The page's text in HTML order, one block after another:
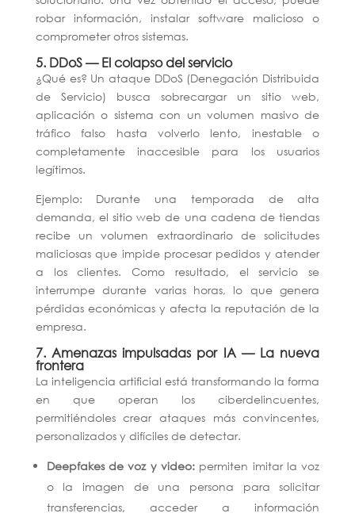
robar información, instalar software malicioso o
comprometer otros sistemas.
5. DDoS — El colapso del servicio
¿Qué es? Un ataque DDoS (Denegación Distribuida
de Servicio) busca sobrecargar un sitio web,
aplicación o sistema con un volumen masivo de
tráfico falso hasta volverlo lento, inestable o
completamente inaccesible para los usuarios
legítimos.
Ejemplo: Durante una temporada de alta
demanda, el sitio web de una cadena de tiendas
recibe un volumen extraordinario de solicitudes
maliciosas que impide procesar pedidos y atender
a los clientes. Como resultado, el servicio se
interrumpe durante varias horas, lo que genera
pérdidas económicas y afecta la reputación de la
empresa.
7. Amenazas impulsadas por IA — La nueva
frontera
La inteligencia artificial está transformando la forma
en que operan los ciberdelincuentes,
permitiéndoles crear ataques más convincentes,
personalizados y difíciles de detectar.
Deepfakes de voz y video: permiten imitar la voz
o la imagen de una persona para solicitar
transferencias, acceder a información